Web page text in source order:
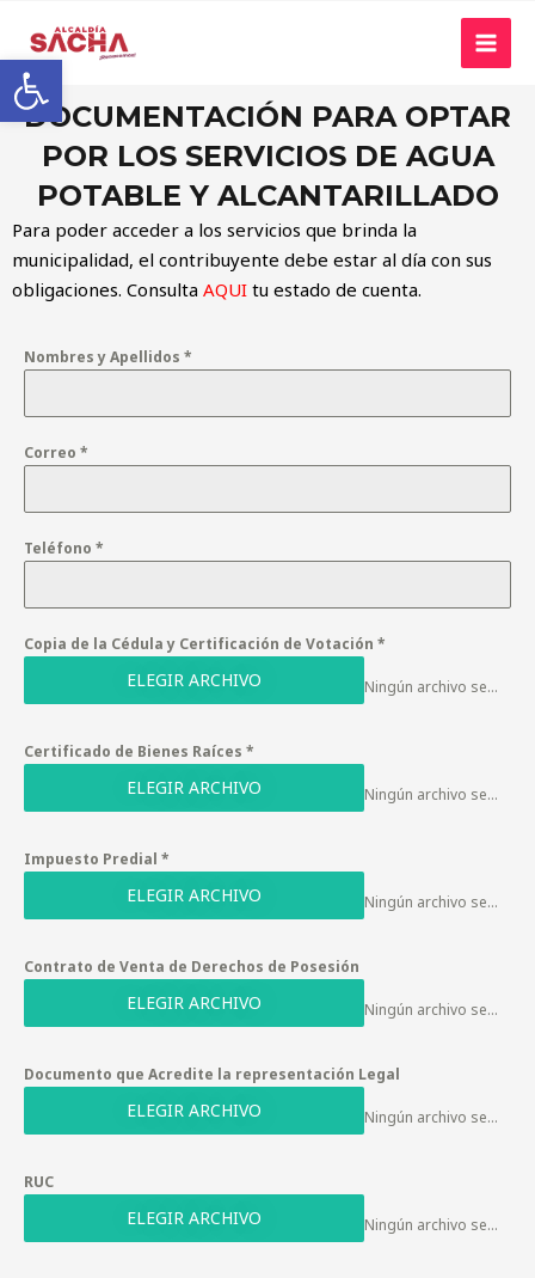
Abrir barra de herramientas
DOCUMENTACIÓN PARA OPTAR
POR LOS SERVICIOS DE AGUA
POTABLE Y ALCANTARILLADO
Para poder acceder a los servicios que brinda la
municipalidad, el contribuyente debe estar al día con sus
obligaciones. Consulta AQUI tu estado de cuenta.
Nombres y Apellidos *
Correo *
Teléfono *
Copia de la Cédula y Certificación de Votación *
ELEGIR ARCHIVO Ningún archivo seleccionado
Certificado de Bienes Raíces *
ELEGIR ARCHIVO Ningún archivo seleccionado
Impuesto Predial *
ELEGIR ARCHIVO Ningún archivo seleccionado
Contrato de Venta de Derechos de Posesión
ELEGIR ARCHIVO Ningún archivo seleccionado
Documento que Acredite la representación Legal
ELEGIR ARCHIVO Ningún archivo seleccionado
RUC
ELEGIR ARCHIVO Ningún archivo seleccionado